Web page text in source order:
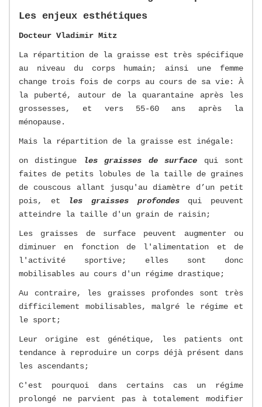
Les enjeux esthétiques
Docteur Vladimir Mitz
La répartition de la graisse est très spécifique
au niveau du corps humain; ainsi une femme
change trois fois de corps au cours de sa vie: À
la puberté, autour de la quarantaine après les
grossesses, et vers 55-60 ans après la
ménopause.
Mais la répartition de la graisse est inégale:
on distingue les graisses de surface qui sont
faites de petits lobules de la taille de graines
de couscous allant jusqu'au diamètre d’un petit
pois, et
les graisses profondesqui peuvent
atteindre la taille d'un grain de raisin;
Les graisses de surface peuvent augmenter ou
diminuer en fonction de l'alimentation et de
l'activité sportive; elles sont donc
mobilisables au cours d'un régime drastique;
Au contraire, les graisses profondes sont très
difficilement mobilisables, malgré le régime et
le sport;
Leur origine est génétique, les patients ont
tendance à reproduire un corps déjà présent dans
les ascendants;
C'est pourquoi dans certains cas un régime
prolongé ne parvient pas à totalement modifier